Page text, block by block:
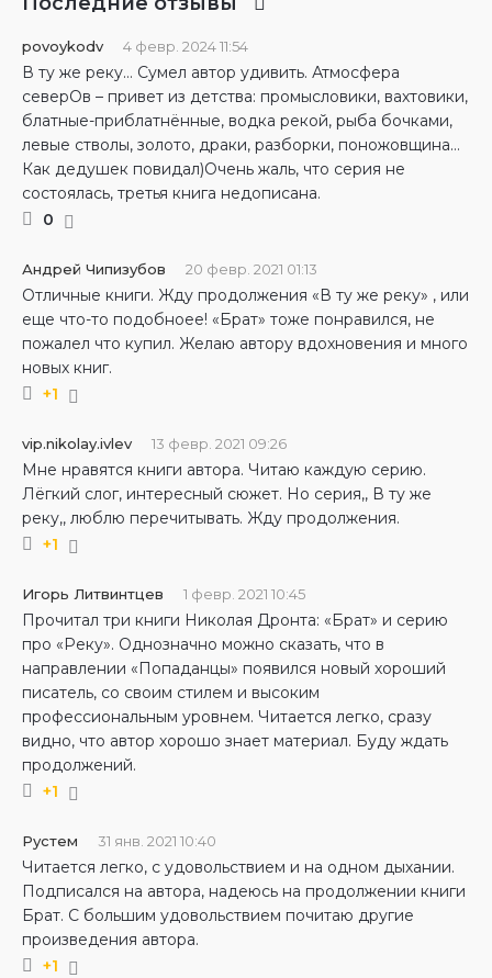
povoykodv 4 февр. 2024 11:54
В ту же реку… Сумел автор удивить. Атмосфера
северОв – привет из детства: промысловики, вахтовики,
блатные-приблатнённые, водка рекой, рыба бочками,
левые стволы, золото, драки, разборки, поножовщина…
Как дедушек повидал)Очень жаль, что серия не
состоялась, третья книга недописана.
0
Андрей Чипизубов 20 февр. 2021 01:13
Отличные книги. Жду продолжения «В ту же реку» , или
еще что-то подобноее! «Брат» тоже понравился, не
пожалел что купил. Желаю автору вдохновения и много
новых книг.
+1
vip.nikolay.ivlev 13 февр. 2021 09:26
Мне нравятся книги автора. Читаю каждую серию.
Лёгкий слог, интересный сюжет. Но серия,, В ту же
реку,, люблю перечитывать. Жду продолжения.
+1
Игорь Литвинтцев 1 февр. 2021 10:45
Прочитал три книги Николая Дронта: «Брат» и серию
про «Реку». Однозначно можно сказать, что в
направлении «Попаданцы» появился новый хороший
писатель, со своим стилем и высоким
профессиональным уровнем. Читается легко, сразу
видно, что автор хорошо знает материал. Буду ждать
продолжений.
+1
Рустем 31 янв. 2021 10:40
Читается легко, с удовольствием и на одном дыхании.
Подписался на автора, надеюсь на продолжении книги
Брат. С большим удовольствием почитаю другие
произведения автора.
+1